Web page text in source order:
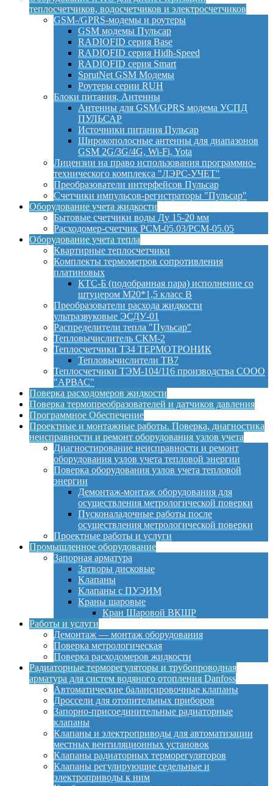
теплосчетчиков, водосчетчиков и электросчетчиков
GSM-/GPRS-модемы и роутеры
GSM модемы Пульсар
RADIOFID серия Base
RADIOFID серия Hidh-Speed
RADIOFID серия Smart
SprutNet GSM Модемы
Роутеры серии RUH
Блоки питания, Антенны
Антенны для GSM/GPRS модема УСПД
ПУЛЬСАР
Источники питания Пульсар
Широкополосные антенны для диапазонов
GSM 2G/3G/4G, Wi-Fi, Yota
Лицензии на право использования программно-
технического комплекса "ЛЭРС-УЧЕТ"
Преобразователи интерфейсов Пульсар
Счетчики импульсов-регистраторы "Пульсар"
Оборудование учета жидкости
Бытовые счетчики воды Ду 15-20 мм
Расходомер-счетчик РСМ-05.03/РСМ-05.05
Оборудование учета тепла
Квартирные теплосчетчики
Комплекты термометров сопротивления
платиновых
КТС-Б (подобранная пара) исполнение со
штуцером М20*1,5 класс B
Преобразователи расхода жидкости
ультразвуковые ЭСДУ-01
Распределители тепла "Пульсар"
Тепловычислитель СКМ-2
Теплосчетчики Т34 ТЕРМОТРОНИК
Тепловычислители ТВ7
Теплосчетчики ТЭМ-104/116 производства СООО
"АРВАС"
Поверка расходомеров жидкости
Поверка термопреобразователей и датчиков давления
Программное Обеспечение
Проектные и монтажные работы. Поверка, диагностика
неисправности и ремонт оборудования узлов учета
Диагностирование неисправности и ремонт
оборудования узлов учета тепловой энергии
Поверка оборудования узлов учета тепловой
энергии
Демонтаж-монтаж оборудования для
осуществления метрологической поверки
Пусконаладочные работы после
осуществления метрологической поверки
Проектные работы и услуги
Промышленное оборудование
Запорная арматура
Затворы дисковые
Клапаны
Клапаны с ПУЭИМ
Краны шаровые
Кран Шаровой ВКШР
Работы и услуги
Демонтаж — монтаж оборудования
Поверка метрологическая
Поверка расходомеров жидкости
Радиаторные терморегуляторы и трубопроводная
арматура для систем водяного отопления Danfoss
Автоматические балансировочные клапаны
Дроссели для отопительных приборов
Запорно-присоединительные радиаторные
клапаны
Клапаны и электроприводы для автоматизации
местных вентиляционных установок
Клапаны радиаторных терморегуляторов
Клапаны регулирующие седельные и
электроприводы к ним